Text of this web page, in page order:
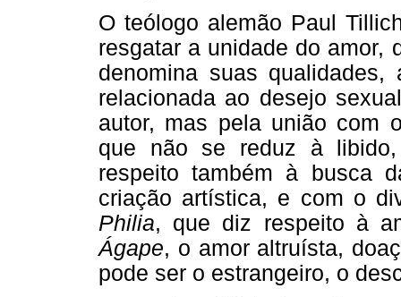
O teólogo alemão Paul
resgatar a unidade do amor,
denomina suas
relacionada ao desejo
autor, mas pela união com
que não se reduz à
respeito também à busca
criação artística, e com o
Philia, que diz respeito à
Ágape, o amor altruísta,
pode ser o estrangeiro, o